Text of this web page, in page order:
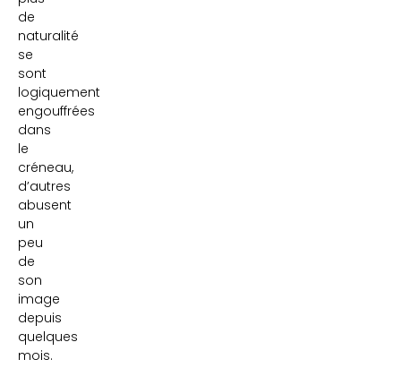
de
naturalité
se
sont
logiquement
engouffrées
dans
le
créneau,
d’autres
abusent
un
peu
de
son
image
depuis
quelques
mois.